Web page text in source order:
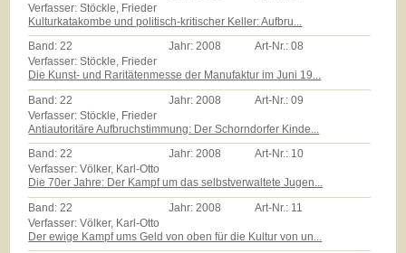
Verfasser: Stöckle, Frieder
Kulturkatakombe und politisch-kritischer Keller: Aufbru...
Band:22 Jahr:2008 Art-Nr.:08
Verfasser: Stöckle, Frieder
Die Kunst- und Raritätenmesse der Manufaktur im Juni 19...
Band: 22 Jahr: 2008 Art-Nr.:09
Verfasser: Stöckle, Frieder
Antiautoritäre Aufbruchstimmung: Der Schorndorfer Kinde...
Band:22 Jahr:2008 Art-Nr.: 10
Verfasser: Völker, Karl-Otto
Die 70er Jahre: Der Kampf um das selbstverwaltete Jugen...
Band: 22 Jahr: 2008 Art-Nr.: 11
Verfasser: Völker, Karl-Otto
Der ewige Kampf ums Geld von oben für die Kultur von un...